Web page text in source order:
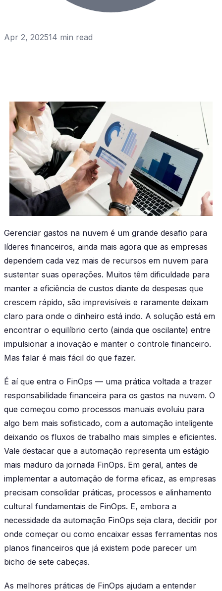
Apr 2, 202514 min read
Gerenciar gastos na nuvem é um grande desafio para
líderes financeiros, ainda mais agora que as empresas
dependem cada vez mais de recursos em nuvem para
sustentar suas operações. Muitos têm dificuldade para
manter a eficiência de custos diante de despesas que
crescem rápido, são imprevisíveis e raramente deixam
claro para onde o dinheiro está indo. A solução está em
encontrar o equilíbrio certo (ainda que oscilante) entre
impulsionar a inovação e manter o controle financeiro.
Mas falar é mais fácil do que fazer.
É aí que entra o FinOps — uma prática voltada a trazer
responsabilidade financeira para os gastos na nuvem. O
que começou como processos manuais evoluiu para
algo bem mais sofisticado, com a automação inteligente
deixando os fluxos de trabalho mais simples e eficientes.
Vale destacar que a automação representa um estágio
mais maduro da jornada FinOps. Em geral, antes de
implementar a automação de forma eficaz, as empresas
precisam consolidar práticas, processos e alinhamento
cultural fundamentais de FinOps. E, embora a
necessidade da automação FinOps seja clara, decidir por
onde começar ou como encaixar essas ferramentas nos
planos financeiros que já existem pode parecer um
bicho de sete cabeças.
As melhores práticas de FinOps ajudam a entender